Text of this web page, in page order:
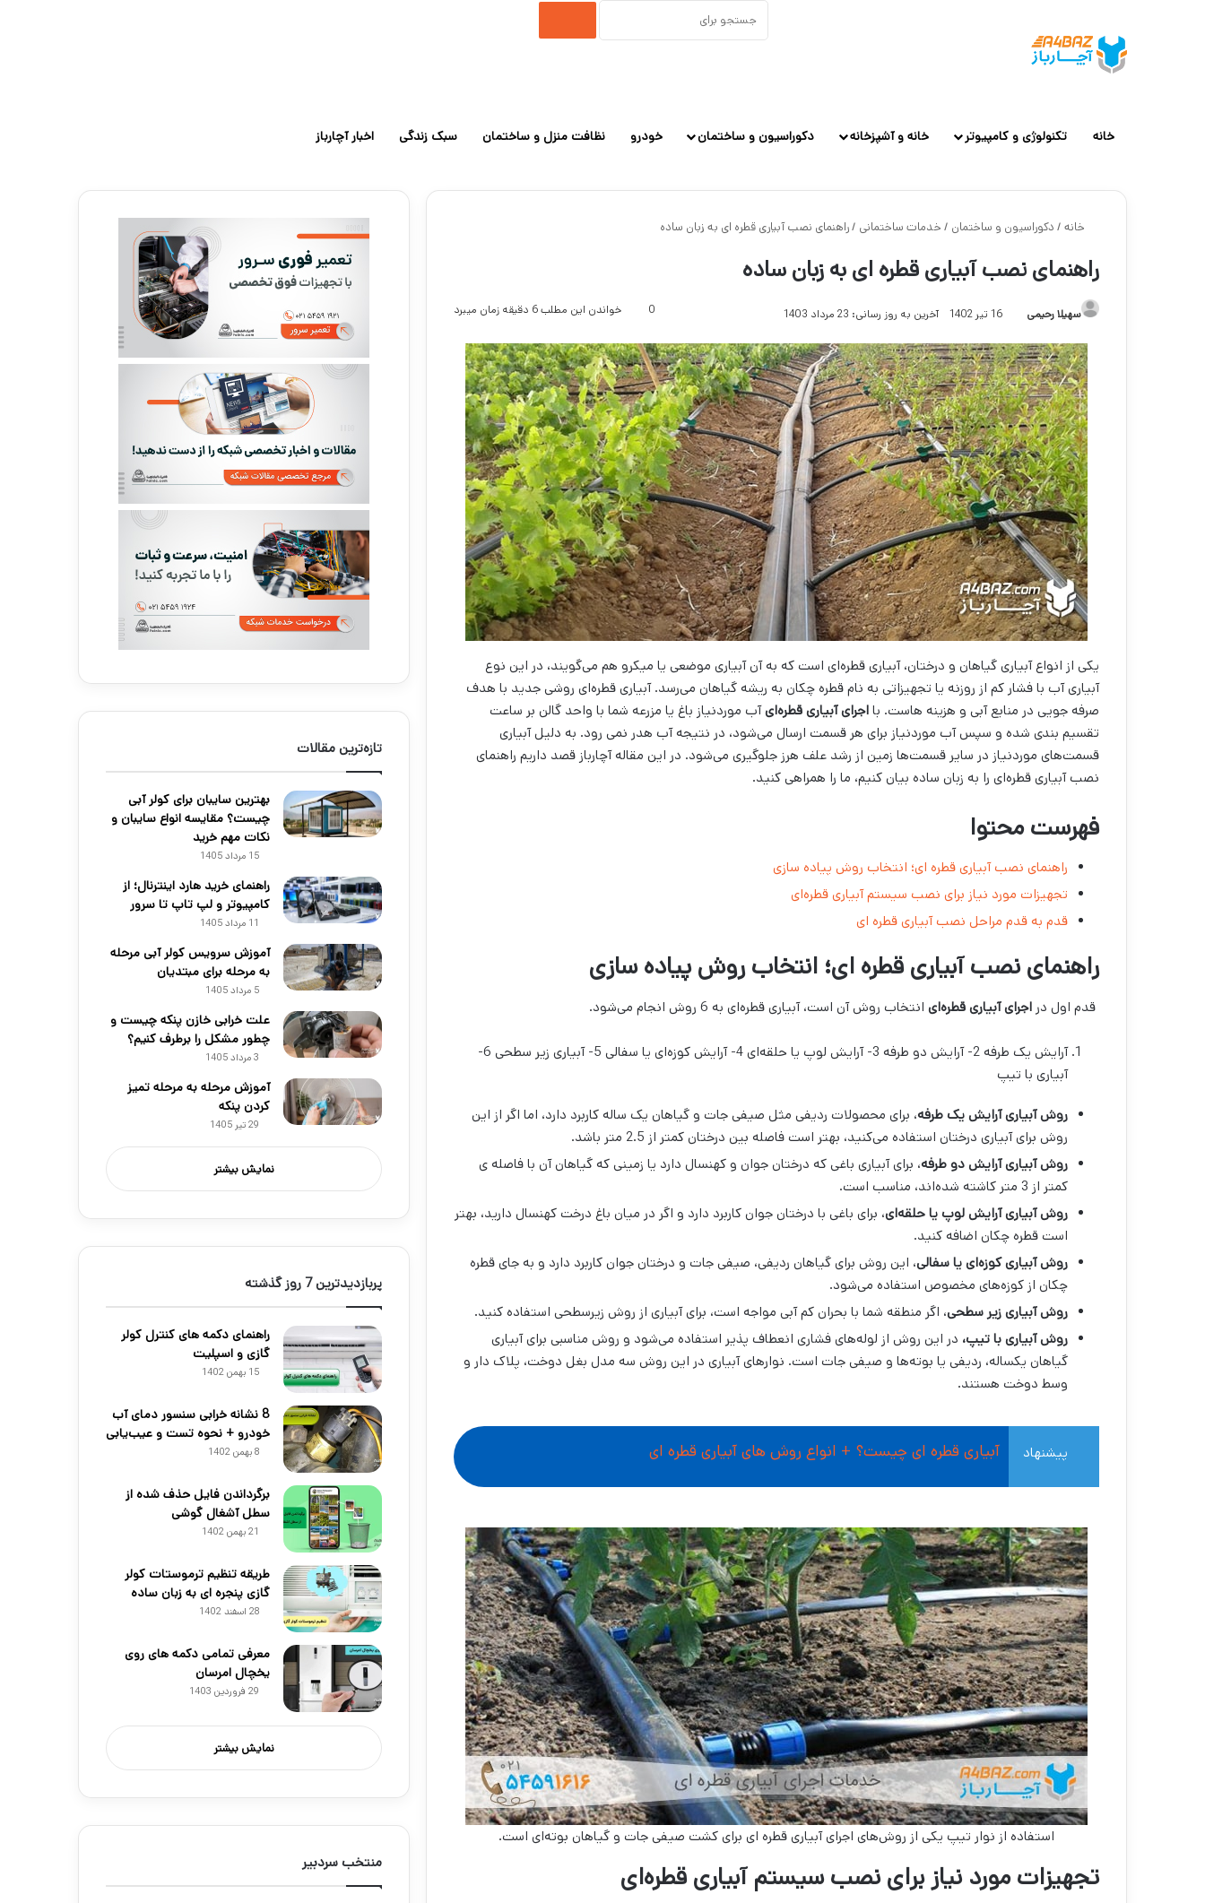
جستجو
خانه تکنولوژی و کامپیوتر خانه و آشپزخانه دکوراسیون و ساختمان خودرو نظافت منزل و ساختمان سبک زندگی اخبار آچارباز
خانه / دکوراسیون و ساختمان / خدمات ساختمانی /راهنمای نصب آبیاری قطره ای به زبان ساده
راهنمای نصب آبیاری قطره ای به زبان ساده
سهیلا رحیمی 16 تیر 1402 آخرین به روز رسانی: 23 مرداد 1403 0 خواندن این مطلب 6 دقیقه زمان میبرد
یکی از انواع آبیاری گیاهان و درختان، آبیاری قطره‌ای است که به آن آبیاری موضعی یا میکرو هم می‌گویند، در این نوع
آبیاری آب با فشار کم از روزنه یا تجهیزاتی به نام قطره چکان به ریشه گیاهان می‌رسد. آبیاری قطره‌ای روشی جدید با هدف
صرفه جویی در منابع آبی و هزینه هاست. بااجرای آبیاری قطره‌ایآب موردنیاز باغ یا مزرعه شما با واحد گالن بر ساعت
تقسیم بندی شده و سپس آب موردنیاز برای هر قسمت ارسال می‌شود، در نتیجه آب هدر نمی رود. به دلیل آبیاری
قسمت‌های موردنیاز در سایر قسمت‌ها زمین از رشد علف هرز جلوگیری می‌شود. در این مقاله آچارباز قصد داریم راهنمای
نصب آبیاری قطره‌ای را به زبان ساده بیان کنیم، ما را همراهی کنید.
فهرست محتوا
راهنمای نصب آبیاری قطره ای؛ انتخاب روش پیاده سازی
تجهیزات مورد نیاز برای نصب سیستم آبیاری قطره‌ای
قدم به قدم مراحل نصب آبیاری قطره ای
راهنمای نصب آبیاری قطره ای؛ انتخاب روش پیاده سازی
قدم اول در اجرای آبیاری قطره‌ای انتخاب روش آن است، آبیاری قطره‌ای به 6 روش انجام می‌شود.
آرایش یک طرفه 2- آرایش دو طرفه 3- آرایش لوپ یا حلقه‌ای 4- آرایش کوزه‌ای یا سفالی 5- آبیاری زیر سطحی 6-
آبیاری با تیپ
روش آبیاری آرایش یک طرفه، برای محصولات ردیفی مثل صیفی جات و گیاهان یک ساله کاربرد دارد، اما اگر از این
روش برای آبیاری درختان استفاده می‌کنید، بهتر است فاصله بین درختان کمتر از 2.5 متر باشد.
روش آبیاری آرایش دو طرفه، برای آبیاری باغی که درختان جوان و کهنسال دارد یا زمینی که گیاهان آن با فاصله ی
کمتر از 3 متر کاشته شده‌اند، مناسب است.
روش آبیاری آرایش لوپ یا حلقه‌ای، برای باغی با درختان جوان کاربرد دارد و اگر در میان باغ درخت کهنسال دارید، بهتر
است قطره چکان اضافه کنید.
روش آبیاری کوزه‌ای یا سفالی، این روش برای گیاهان ردیفی، صیفی جات و درختان جوان کاربرد دارد و به جای قطره
چکان از کوزه‌های مخصوص استفاده می‌شود.
روش آبیاری زیر سطحی، اگر منطقه شما با بحران کم آبی مواجه است، برای آبیاری از روش زیرسطحی استفاده کنید.
روش آبیاری با تیپ، در این روش از لوله‌های فشاری انعطاف پذیر استفاده می‌شود و روش مناسبی برای آبیاری
گیاهان یکساله، ردیفی یا بوته‌ها و صیفی جات است. نوارهای آبیاری در این روش سه مدل بغل دوخت، پلاک دار و
وسط دوخت هستند.
پیشنهاد آبیاری قطره ای چیست؟ + انواع روش های آبیاری قطره‌ ای
استفاده از نوار تیپ یکی از روش‌های اجرای آبیاری قطره ای برای کشت‌ صیفی جات و گیاهان بوته‌ای است.
تجهیزات مورد نیاز برای نصب سیستم آبیاری قطره‌ای
تازه‌ترین مقالات
بهترین سایبان برای کولر آبی
چیست؟ مقایسه انواع سایبان و
نکات مهم خرید
15 مرداد 1405
راهنمای خرید هارد اینترنال؛ از
کامپیوتر و لپ تاپ تا سرور
11 مرداد 1405
آموزش سرویس کولر آبی مرحله
به مرحله برای مبتدیان
5 مرداد 1405
علت خرابی خازن پنکه چیست و
چطور مشکل را برطرف کنیم؟
3 مرداد 1405
آموزش مرحله به مرحله تمیز
کردن پنکه
29 تیر 1405
نمایش بیشتر
پربازدیدترین 7 روز گذشته
راهنمای دکمه های کنترل کولر
گازی و اسپلیت
15 بهمن 1402
8 نشانه خرابی سنسور دمای آب
خودرو + نحوه تست و عیب‌یابی
8 بهمن 1402
برگرداندن فایل حذف شده از
سطل آشغال گوشی
21 بهمن 1402
طریقه تنظیم ترموستات کولر
گازی پنجره ای به زبان ساده
28 اسفند 1402
معرفی تمامی دکمه های روی
یخچال امرسان
29 فروردین 1403
نمایش بیشتر
منتخب سردبیر